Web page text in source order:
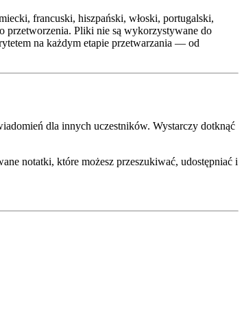
francuski, hiszpański, włoski, portugalski,
przetworzenia. Pliki nie są wykorzystywane do
na każdym etapie przetwarzania — od
dla innych uczestników. Wystarczy dotknąć
notatki, które możesz przeszukiwać, udostępniać i